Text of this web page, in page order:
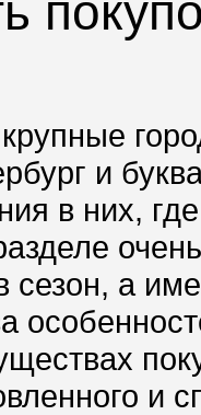
и
в них,
сезон, а
и